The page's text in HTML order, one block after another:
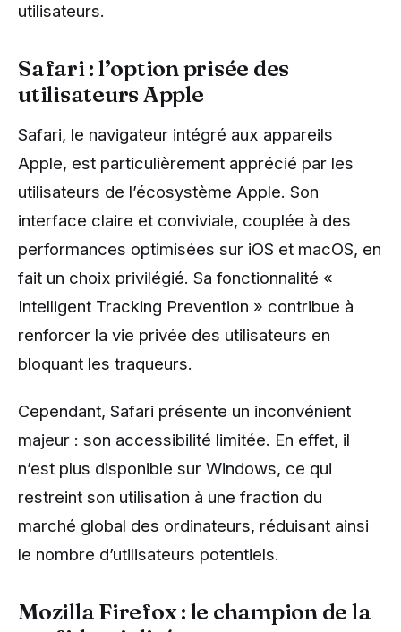
utilisateurs.
Safari : l’option prisée des
utilisateurs Apple
Safari, le navigateur intégré aux appareils
Apple, est particulièrement apprécié par les
utilisateurs de l’écosystème Apple. Son
interface claire et conviviale, couplée à des
performances optimisées sur iOS et macOS, en
fait un choix privilégié. Sa fonctionnalité «
Intelligent Tracking Prevention » contribue à
renforcer la vie privée des utilisateurs en
bloquant les traqueurs.
Cependant, Safari présente un inconvénient
majeur : son accessibilité limitée. En effet, il
n’est plus disponible sur Windows, ce qui
restreint son utilisation à une fraction du
marché global des ordinateurs, réduisant ainsi
le nombre d’utilisateurs potentiels.
Mozilla Firefox : le champion de la